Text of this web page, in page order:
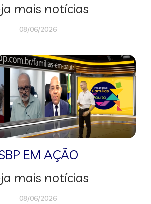
mais notícias
08/06/2026
EM AÇÃO
mais notícias
08/06/2026